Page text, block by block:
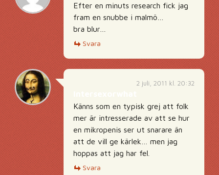
Efter en minuts research fick jag
fram en snubbe i malmö…
bra blur…
Svara
2 juli, 2011 kl. 20:32
Känns som en typisk grej att folk
mer är intresserade av att se hur
en mikropenis ser ut snarare än
att de vill ge kärlek… men jag
hoppas att jag har fel.
Svara